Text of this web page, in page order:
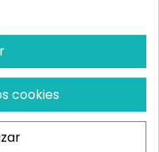
cookies